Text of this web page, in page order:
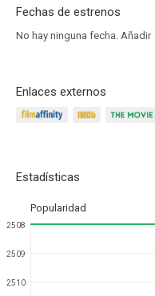
Fechas de estrenos
No hay ninguna fecha. Añadir
Enlaces externos
Estadísticas
Popularidad
2508
2509
2510